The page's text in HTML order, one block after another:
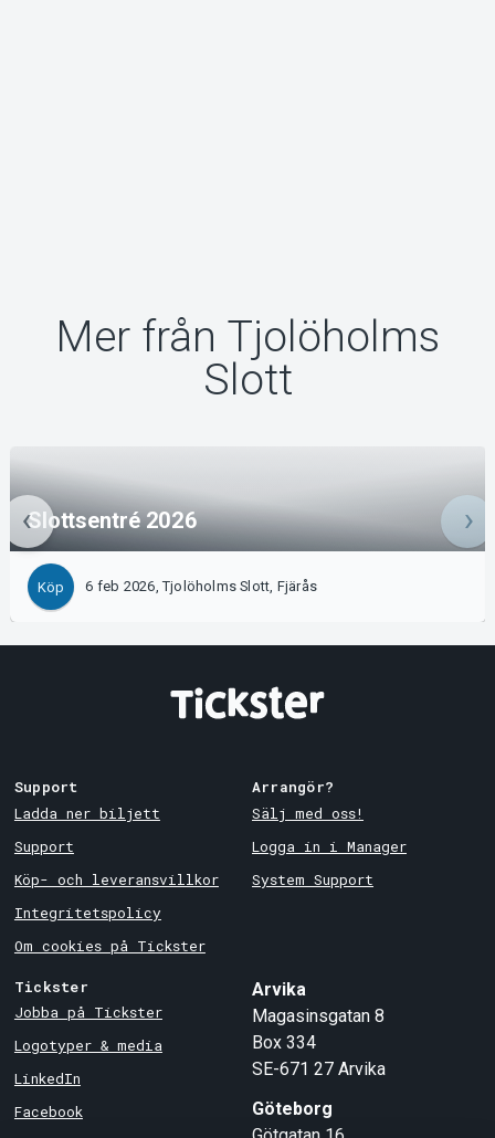
Mer från Tjolöholms
Slott
Slottsentré 2026
Köp 6 feb 2026, Tjolöholms Slott, Fjärås
Support
Ladda ner biljett
Support
Köp- och leveransvillkor
Integritetspolicy
Om cookies på Tickster
Arrangör?
Sälj med oss!
Logga in i Manager
System Support
Tickster
Jobba på Tickster
Logotyper & media
LinkedIn
Facebook
Arvika
Magasinsgatan 8
Box 334
SE-671 27 Arvika
Göteborg